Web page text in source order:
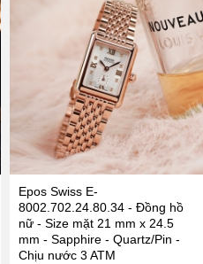
Epos Swiss E-
8002.702.24.80.34 - Đồng hồ
nữ - Size mặt 21 mm x 24.5
mm - Sapphire - Quartz/Pin -
Chịu nước 3 ATM